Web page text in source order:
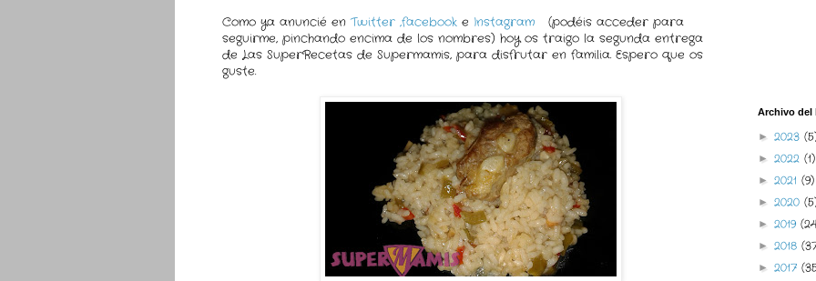
Como ya anuncié enTwitter ,facebook e Instagram (podéis acceder para
seguirme, pinchando encima de los nombres) hoy os traigo la segunda entrega
de Las SuperRecetas de Supermamis, para disfrutar en familia. Espero que os
guste.
Archivo del
► 2023
► 2022 (1)
► 2021 (9)
► 2020
► 2019
► 2018
► 2017